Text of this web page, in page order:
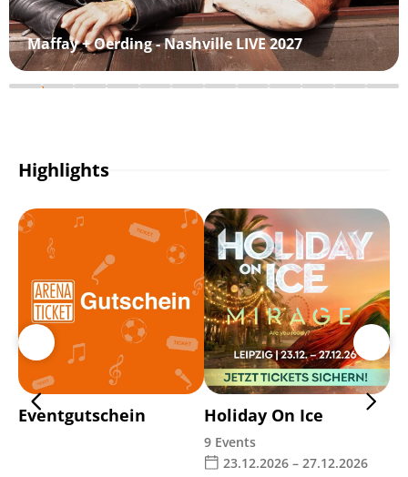
Maffay + Oerding - Nashville LIVE 2027
Highlights
Eventgutschein Holiday On Ice
9 Events
23.12.2026 – 27.12.2026